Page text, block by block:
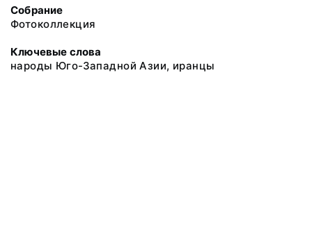
Собрание
Фотоколлекция
Ключевые слова
народы Юго-Западной Азии, иранцы